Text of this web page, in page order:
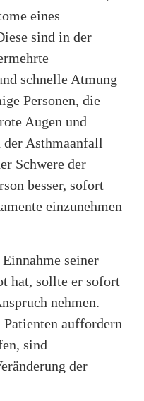
eines
sind in der
schnelle Atmung
Personen, die
Augen und
der Asthmaanfall
Schwere der
besser, sofort
einzunehmen
seiner
hat, sollte er sofort
nehmen.
auffordern
sind
der